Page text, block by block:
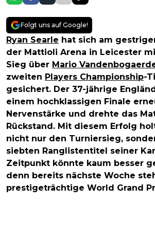
Folgt uns auf Google!
Ryan Searle hat sich am
der Mattioli Arena in Leicester
Sieg über Mario
zweiten Players Championship-
gesichert. Der 37-jährige
einem hochklassigen Finale
Nervenstärke und drehte das
Rückstand. Mit diesem Erfolg
nicht nur den Turniersieg,
siebten Ranglistentitel seiner
Zeitpunkt könnte kaum besser
denn bereits nächste Woche
prestigeträchtige World Grand